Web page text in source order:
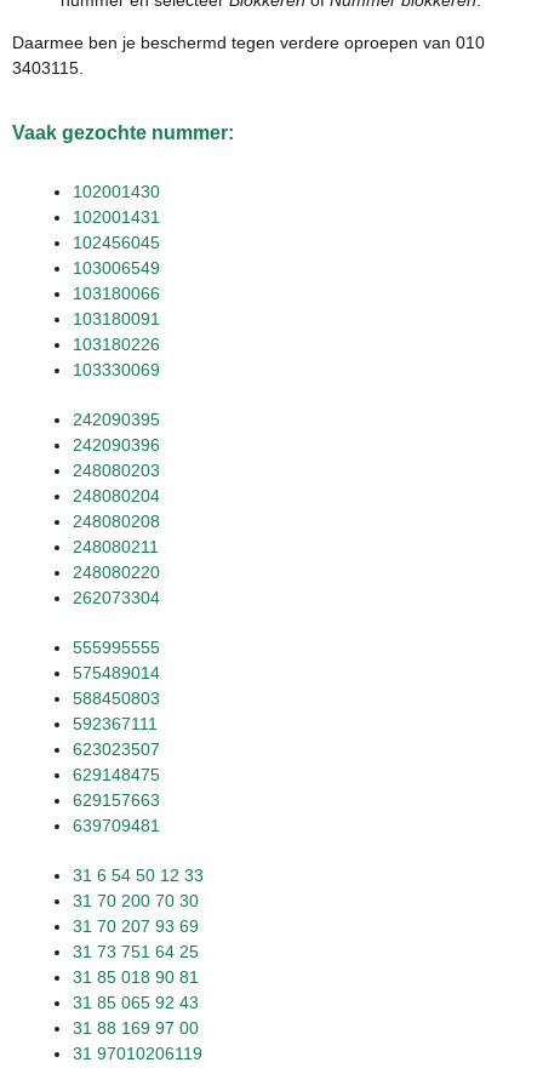
Daarmee ben je beschermd tegen verdere oproepen van 010
3403115.
Vaak gezochte nummer:
102001430
102001431
102456045
103006549
103180066
103180091
103180226
103330069
242090395
242090396
248080203
248080204
248080208
248080211
248080220
262073304
555995555
575489014
588450803
592367111
623023507
629148475
629157663
639709481
31 6 54 50 12 33
31 70 200 70 30
31 70 207 93 69
31 73 751 64 25
31 85 018 90 81
31 85 065 92 43
31 88 169 97 00
31 97010206119